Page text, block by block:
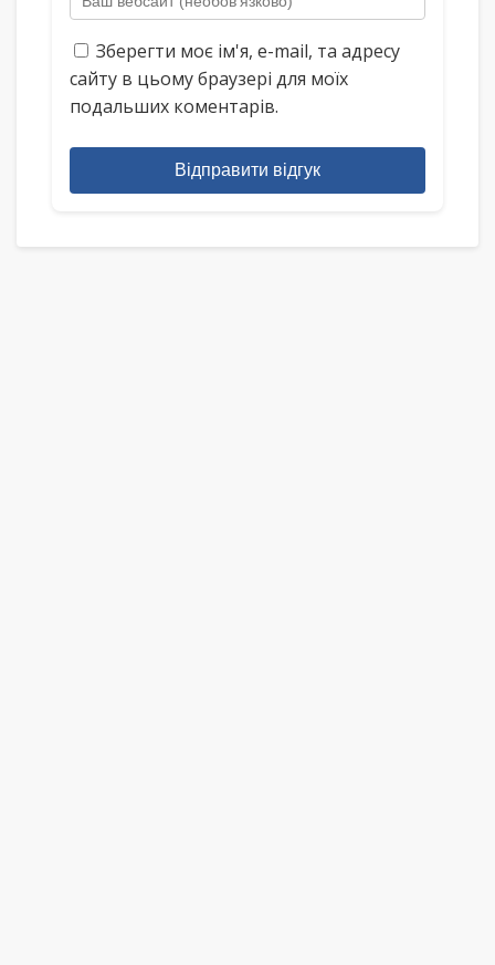
Зберегти моє ім'я, e-mail, та адресу
сайту в цьому браузері для моїх
подальших коментарів.
Відправити відгук